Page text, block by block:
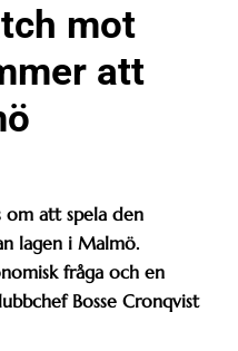
mot
att
om att spela den
lagen i Malmö.
fråga och en
Bosse Cronqvist